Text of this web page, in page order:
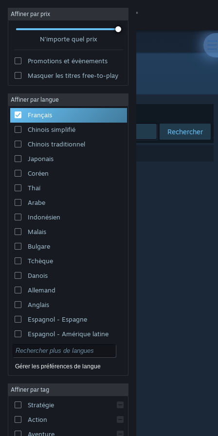
Se connecter
Magasin
À propos
Support
Changer la langue
Télécharger l'application mobile Steam
Voir version ordi. du site
© Valve Corporation. Tous droits réservés. Toutes les
titulaires aux États-Unis et dans d'autres pays.
Accessibilité
Remboursements
Affiner par prix
N'importe quel prix
Promotions et évènements
Masquer les titres free-to-play
Affiner par langue
Français
Chinois simplifié
Chinois traditionnel
Japonais
Coréen
Thaï
Arabe
Indonésien
Malais
Bulgare
Tchèque
Danois
Allemand
Anglais
Espagnol - Espagne
Espagnol - Amérique latine
Gérer les préférences de langue
Affiner par tag
Stratégie
Action
Aventure
Développement : Luminis Picturae
Trier par Pertinence
Rechercher